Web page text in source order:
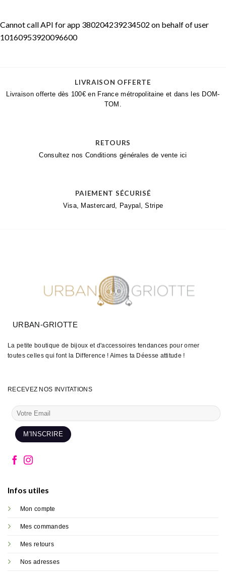
Cannot call API for app 380204239234502 on behalf of user
10160953920096600
LIVRAISON OFFERTE
Livraison offerte dès 100€ en France métropolitaine et dans les DOM-
TOM.
RETOURS
Consultez nos Conditions générales de vente ici
PAIEMENT SÉCURISÉ
Visa, Mastercard, Paypal, Stripe
URBAN-GRIOTTE
La petite boutique de bijoux et d'accessoires tendances pour orner
toutes celles qui font la Difference ! Aimes ta Déesse attitude !
Infos utiles
Mon compte
Mes commandes
Mes retours
Nos adresses
RECEVEZ NOS INVITATIONS